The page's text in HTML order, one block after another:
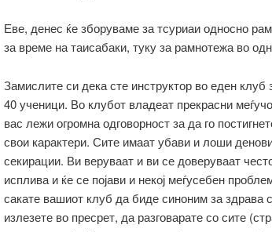
Еве, денес ќе зборуваме за тсуриаи односно
за време на таисабаки, туку за рамнотежа во
Замислите си дека сте инструктор во еден
40 ученици. Во клубот владеат прекрасни
вас лежи огромна одговорност за да го
свои карактери. Сите имаат убави и лоши
секирации. Ви веруваат и ви се доверуваат
исплива и ќе се појави и некој меѓусебен
сакате вашиот клуб да биде синоним за здрава
излезете во пресрет, да разговарате со сите